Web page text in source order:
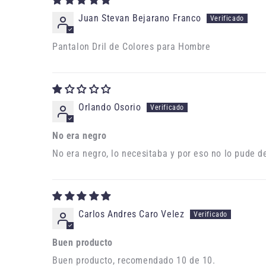
Juan Stevan Bejarano Franco
Pantalon Dril de Colores para Hombre
Orlando Osorio
No era negro
No era negro, lo necesitaba y por eso no lo pude
Carlos Andres Caro Velez
Buen producto
Buen producto, recomendado 10 de 10.